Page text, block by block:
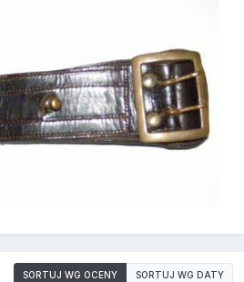
SORTUJ WG OCENY SORTUJ WG DATY